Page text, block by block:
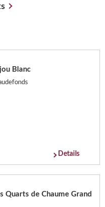
Blanc
Details
Quarts de Chaume Grand